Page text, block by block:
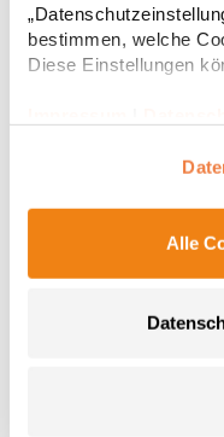
bestimmen, welche
Diese Einstellungen
Alle